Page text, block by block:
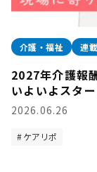
介護・福祉 連
2027年介護報
いよいよスタ
2026.06.26
ケアリポ